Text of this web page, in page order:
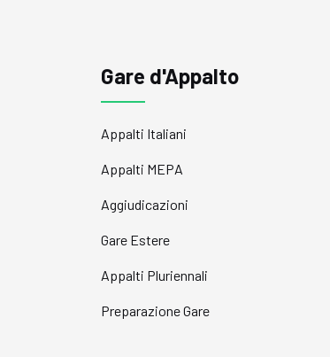
Gare d'Appalto
Appalti Italiani
Appalti MEPA
Aggiudicazioni
Gare Estere
Appalti Pluriennali
Preparazione Gare